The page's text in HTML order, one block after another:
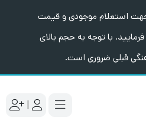
استعلام موجودی و قیمت
با توجه به حجم بالای
قبلی ضروری است.
|